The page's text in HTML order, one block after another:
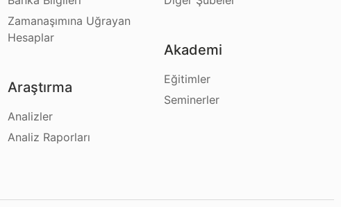
Zamanaşımına Uğrayan
Hesaplar
Araştırma
Analizler
Analiz Raporları
Akademi
Eğitimler
Seminerler